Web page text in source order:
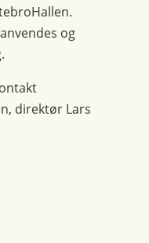
og
direktør Lars